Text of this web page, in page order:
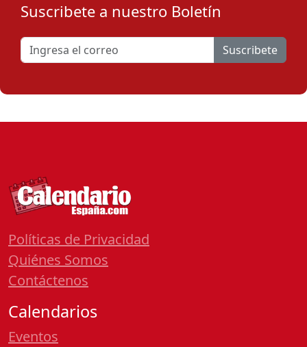
Suscribete a nuestro Boletín
Suscribete
Políticas de Privacidad
Quiénes Somos
Contáctenos
Calendarios
Eventos